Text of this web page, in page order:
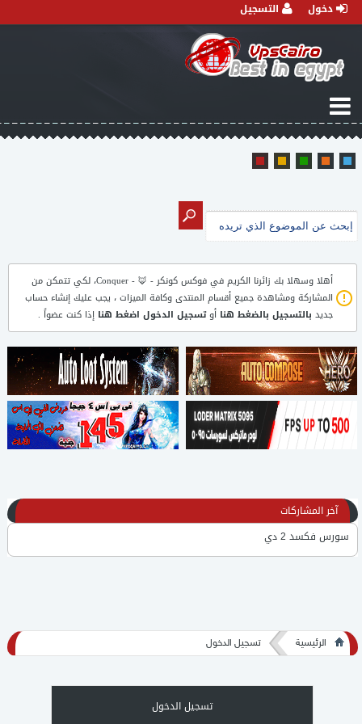
دخول التسجيل
أهلا وسهلا بك زائرنا الكريم فيفوكس كونكر - 🦊 - Conquer
، لكي تتمكن من
المشاركة ومشاهدة جميع أقسام المنتدى وكافة الميزات ، يجب عليك إنشاء حساب
جديد بالتسجيل بالضغط هنا أوتسجيل الدخول اضغط هنا إذا كنت عضواً .
آخر المشاركات
سورس فكسد 2 دي
شرح عمل سيرفر كونكر تهيس على هماشي لجهازك الشخصي للعلم الشرح
الرئيسية تسجيل الدخول
تسجيل الدخول